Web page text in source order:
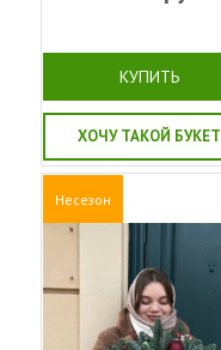
КУПИТЬ
ХОЧУ ТАКОЙ БУКЕТ
Несезон